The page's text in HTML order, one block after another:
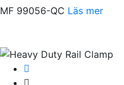
MF 99056-QC Läs mer